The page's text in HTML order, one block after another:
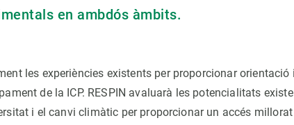
en ambdós àmbits.
les experiències existents per proporcionar orientació
de la ICP. RESPIN avaluarà les potencialitats
i el canvi climàtic per proporcionar un accés